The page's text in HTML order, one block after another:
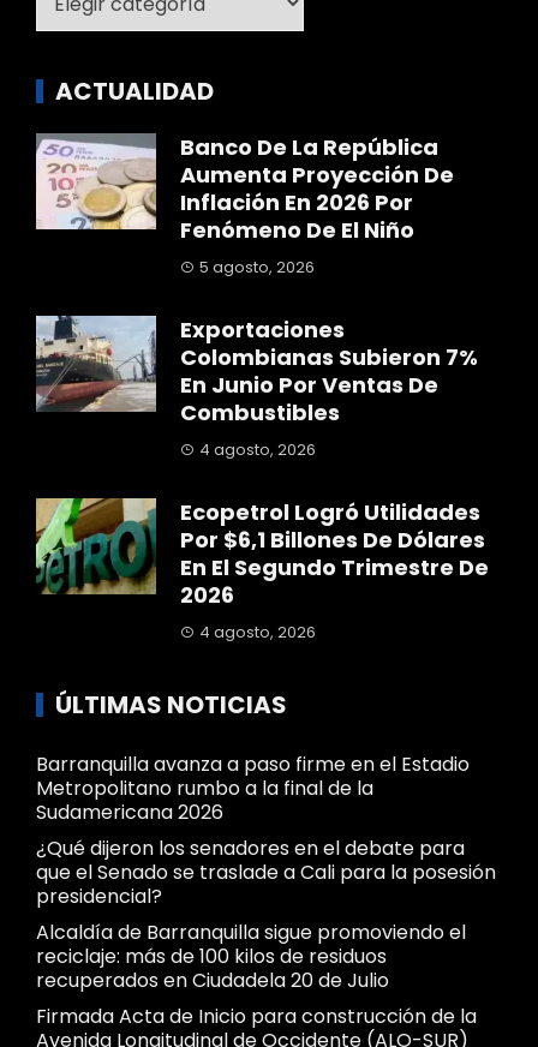
ACTUALIDAD
Banco De La República
Aumenta Proyección De
Inflación En 2026 Por
Fenómeno De El Niño
5 agosto, 2026
Exportaciones
Colombianas Subieron 7%
En Junio Por Ventas De
Combustibles
4 agosto, 2026
Ecopetrol Logró Utilidades
Por $6,1 Billones De Dólares
En El Segundo Trimestre De
2026
4 agosto, 2026
ÚLTIMAS NOTICIAS
Barranquilla avanza a paso firme en el Estadio
Metropolitano rumbo a la final de la
Sudamericana 2026
¿Qué dijeron los senadores en el debate para
que el Senado se traslade a Cali para la posesión
presidencial?
Alcaldía de Barranquilla sigue promoviendo el
reciclaje: más de 100 kilos de residuos
recuperados en Ciudadela 20 de Julio
Firmada Acta de Inicio para construcción de la
Avenida Longitudinal de Occidente (ALO-SUR)